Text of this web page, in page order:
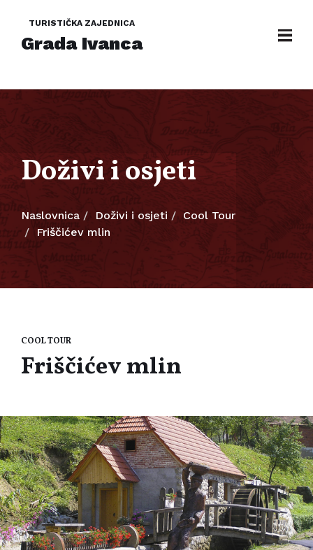
TURISTIČKA ZAJEDNICA
Grada Ivanca
Doživi i osjeti
Naslovnica Doživi i osjeti
Cool Tour
Friščićev mlin
COOL TOUR
Friščićev mlin